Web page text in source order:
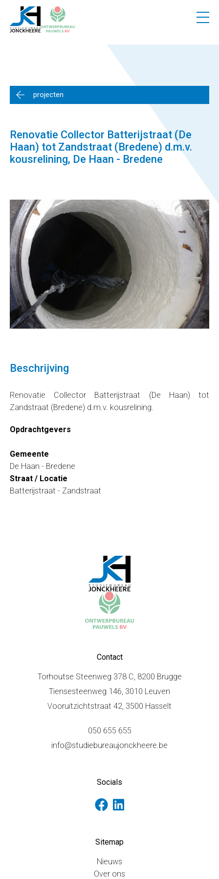
Partners
projecten
Renovatie Collector Batterijstraat (De
Haan) tot Zandstraat (Bredene) d.m.v.
kousrelining, De Haan - Bredene
Beschrijving
Renovatie Collector Batterijstraat (De Haan) tot
Zandstraat (Bredene) d.m.v. kousrelining.
Opdrachtgevers
Gemeente
De Haan - Bredene
Straat / Locatie
Batterijstraat - Zandstraat
Contact
Torhoutse Steenweg 378 C, 8200 Brugge
Tiensesteenweg 146, 3010 Leuven
Vooruitzichtstraat 42, 3500 Hasselt
050 655 655
info@studiebureaujonckheere.be
Socials
Sitemap
Nieuws
Over ons